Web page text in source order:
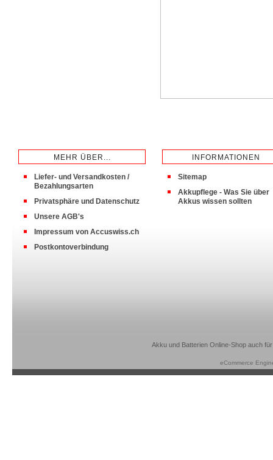
MEHR ÜBER...
Liefer- und Versandkosten /
Bezahlungsarten
Privatsphäre und Datenschutz
Unsere AGB's
Impressum von Accuswiss.ch
Postkontoverbindung
INFORMATIONEN
Sitemap
Akkupflege - Was Sie über
Akkus wissen sollten
Akku und Batterien Online-Shop auch
eCommerce